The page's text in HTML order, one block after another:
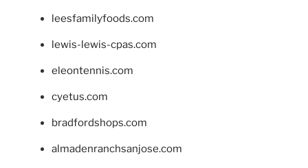
leesfamilyfoods.com
lewis-lewis-cpas.com
eleontennis.com
cyetus.com
bradfordshops.com
almadenranchsanjose.com